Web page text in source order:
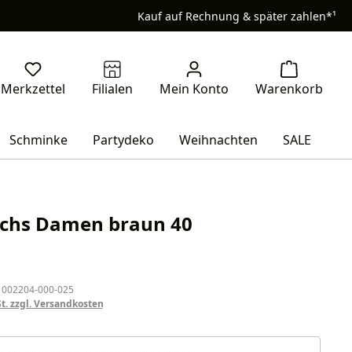
Kauf auf Rechnung & später zahlen*¹
Schminke Partydeko Weihnachten SALE
Damen braun 40
000-025
zzgl. Versandkosten